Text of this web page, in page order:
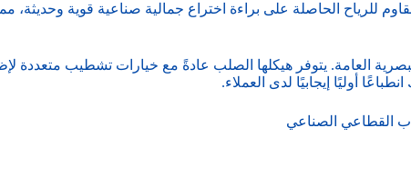
للرياح الحاصلة على براءة اختراع جمالية صناعية قوية
البصرية العامة. يتوفر هيكلها الصلب عادةً مع خيارات تشطيب متعددة
أوليًا إيجابيًا لدى العملاء.